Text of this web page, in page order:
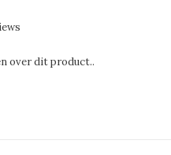
over dit product..